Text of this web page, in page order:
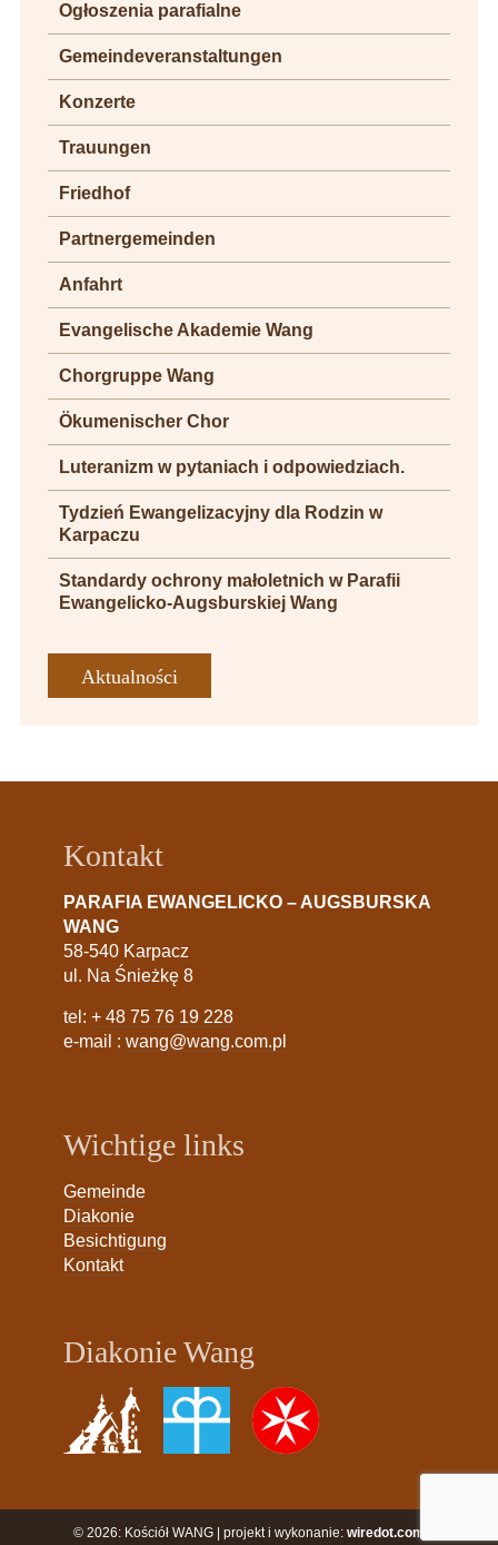
Ogłoszenia parafialne
Gemeindeveranstaltungen
Konzerte
Trauungen
Friedhof
Partnergemeinden
Anfahrt
Evangelische Akademie Wang
Chorgruppe Wang
Ökumenischer Chor
Luteranizm w pytaniach i odpowiedziach.
Tydzień Ewangelizacyjny dla Rodzin w
Karpaczu
Standardy ochrony małoletnich w Parafii
Ewangelicko-Augsburskiej Wang
Aktualności
Kontakt
PARAFIA EWANGELICKO – AUGSBURSKA
WANG
58-540 Karpacz
ul. Na Śnieżkę 8
tel: + 48 75 76 19 228
e-mail : wang@wang.com.pl
Wichtige links
Gemeinde
Diakonie
Besichtigung
Kontakt
Diakonie Wang
© 2026: Kościół WANG | projekt i wykonanie: wiredot.com